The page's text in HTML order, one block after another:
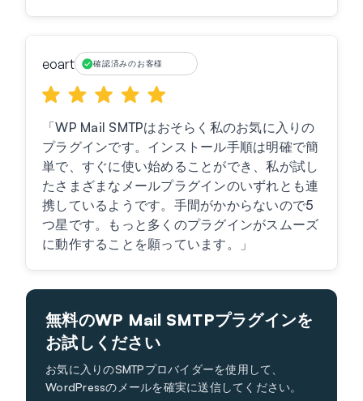
eoart 確認済みのお客様
「WP Mail SMTPはおそらく私のお気に入りの
プラグインです。インストール手順は明確で簡
単で、すぐに使い始めることができ、私が試し
たさまざまなメールプラグインのいずれとも連
携しているようです。手間がかからないので5
つ星です。もっと多くのプラグインがスムーズ
に動作することを願っています。」
無料のWP Mail SMTPプラグインを
お試しください
お気に入りのSMTPプロバイダーを使用して、
WordPressのメールを確実に送信してください。